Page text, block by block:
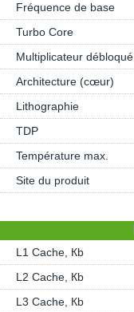
Fréquence de base
Turbo Core
Multiplicateur débloqué
Architecture (cœur)
Lithographie
TDP
Température max.
Site du produit
L1 Cache, Кb
L2 Cache, Кb
L3 Cache, Кb